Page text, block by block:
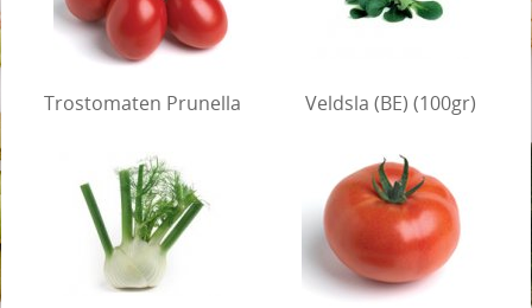
Trostomaten Prunella Veldsla (BE) (100gr)